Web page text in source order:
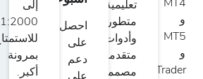
MT4
MT5
WebTrader
تعليمية
متطورة
وأدوات
متقدمة
مصممة
احصل
على
دعم
إلى
1:2000
للاستمتاع
بمرونة
أكبر.